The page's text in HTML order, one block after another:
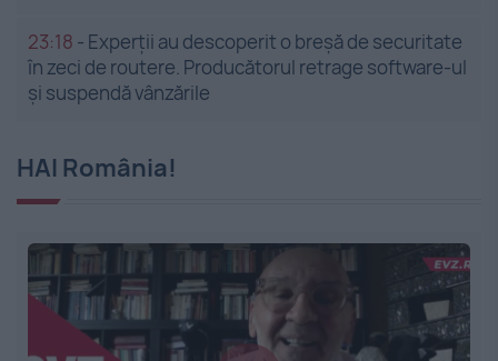
23:18 - Experții au descoperit o breșă de securitate
în zeci de routere. Producătorul retrage software-ul
și suspendă vânzările
HAI România!